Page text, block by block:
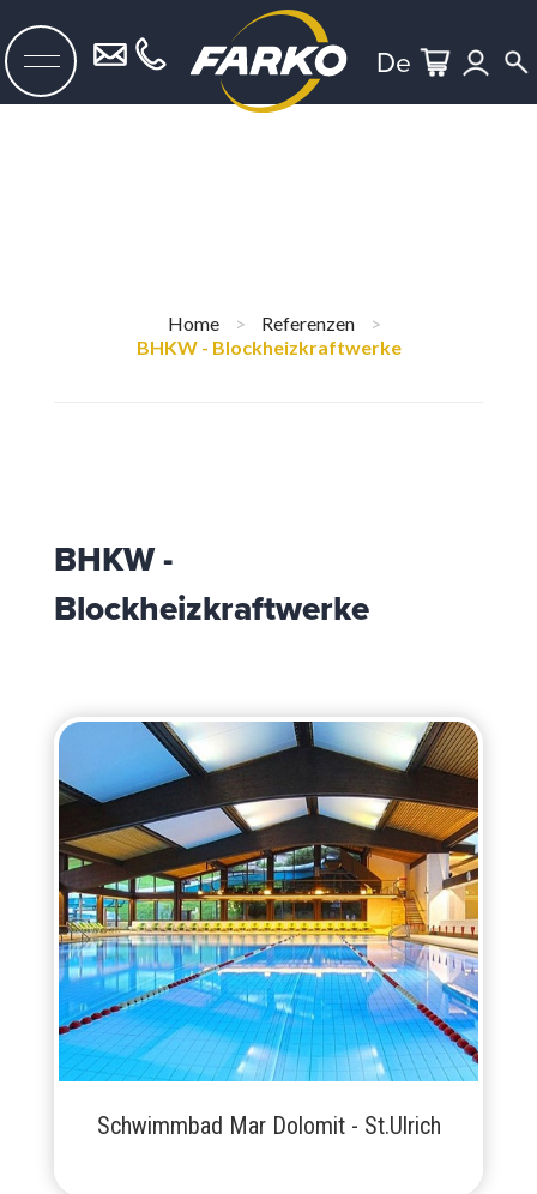
De
Home > Referenzen
>
BHKW - Blockheizkraftwerke
BHKW -
Blockheizkraftwerke
Schwimmbad Mar Dolomit - St.Ulrich